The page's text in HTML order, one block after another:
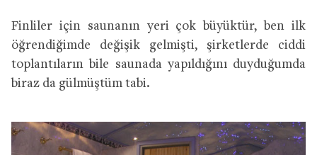
Finliler için saunanın yeri çok büyüktür, ben ilk
öğrendiğimde değişik gelmişti, şirketlerde ciddi
toplantıların bile saunada yapıldığını duyduğumda
biraz da gülmüştüm tabi.